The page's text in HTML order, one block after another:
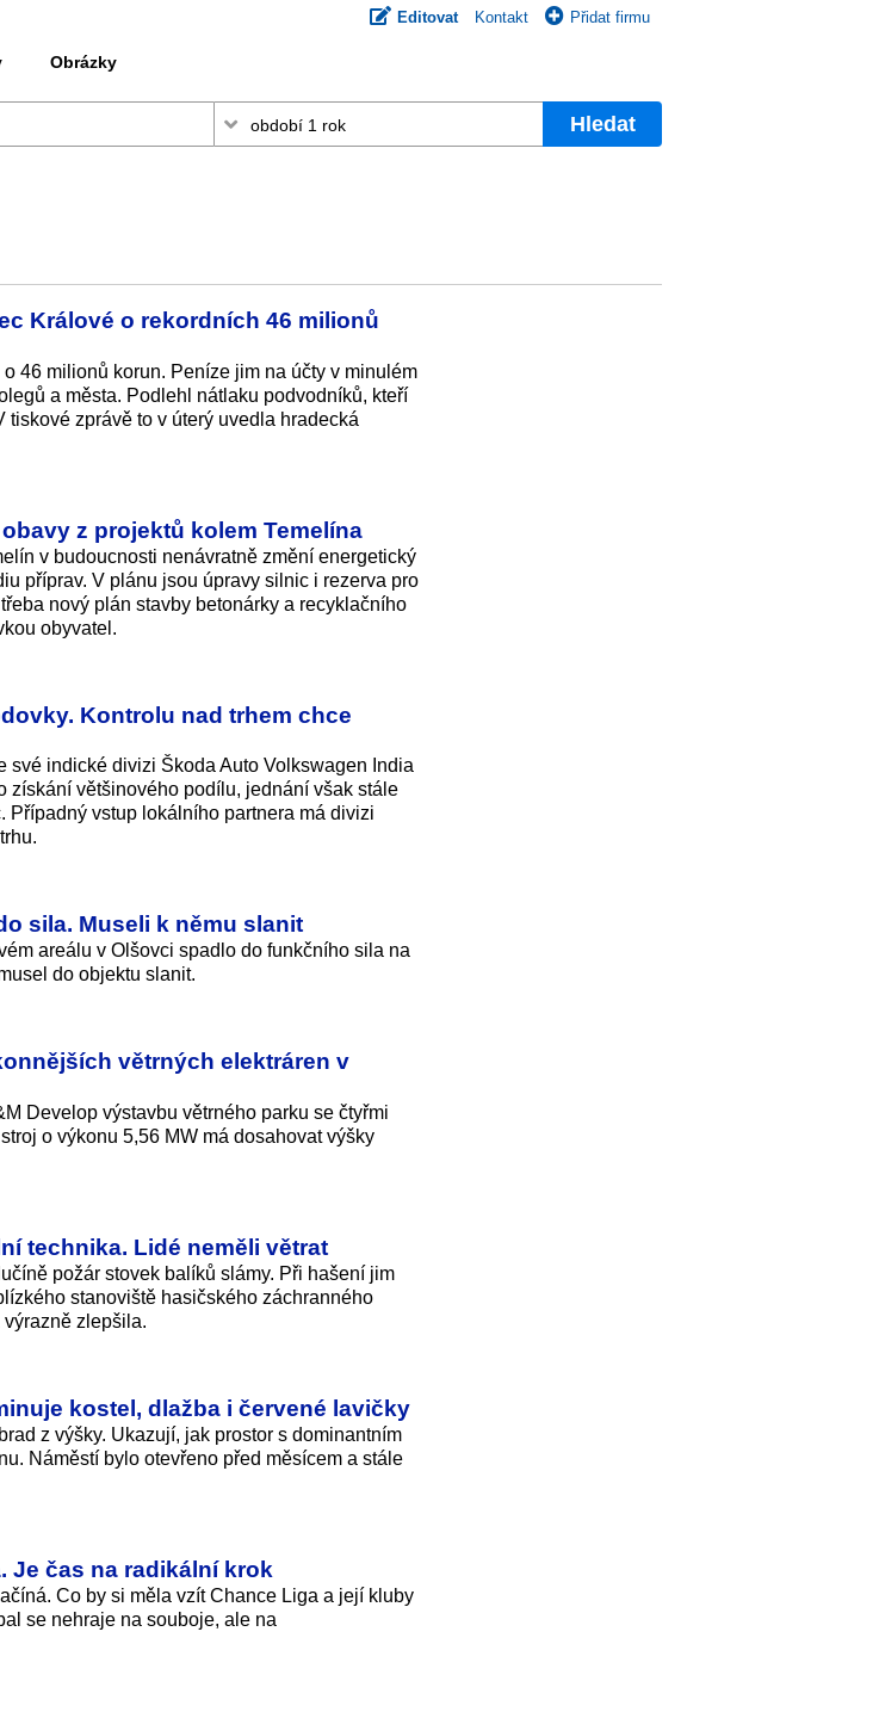
Editovat Kontakt Přidat firmu
Obrázky
Hledat
Králové o rekordních 46 milionů
46 milionů korun. Peníze jim na účty v minulém
a města. Podlehl nátlaku podvodníků, kteří
zprávě to v úterý uvedla hradecká
z projektů kolem Temelína
v budoucnosti nenávratně změní energetický
příprav. V plánu jsou úpravy silnic i rezerva pro
nový plán stavby betonárky a recyklačního
obyvatel.
Kontrolu nad trhem chce
své indické divizi Škoda Auto Volkswagen India
získání většinového podílu, jednání však stále
vstup lokálního partnera má divizi
sila. Museli k němu slanit
areálu v Olšovci spadlo do funkčního sila na
do objektu slanit.
větrných elektráren v
Develop výstavbu větrného parku se čtyřmi
o výkonu 5,56 MW má dosahovat výšky
technika. Lidé neměli větrat
požár stovek balíků slámy. Při hašení jim
stanoviště hasičského záchranného
zlepšila.
kostel, dlažba i červené lavičky
z výšky. Ukazují, jak prostor s dominantním
Náměstí bylo otevřeno před měsícem a stále
Je čas na radikální krok
Co by si měla vzít Chance Liga a její kluby
se nehraje na souboje, ale na